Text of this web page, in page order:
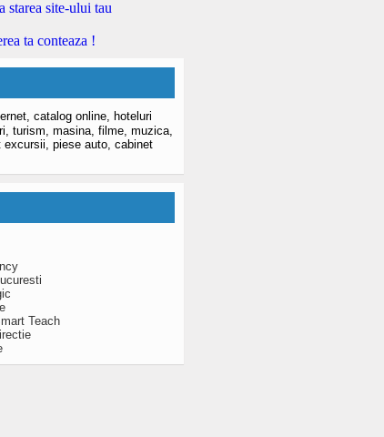
catalog online, hoteluri
turism, masina, filme, muzica,
excursii, piese auto, cabinet
Teach